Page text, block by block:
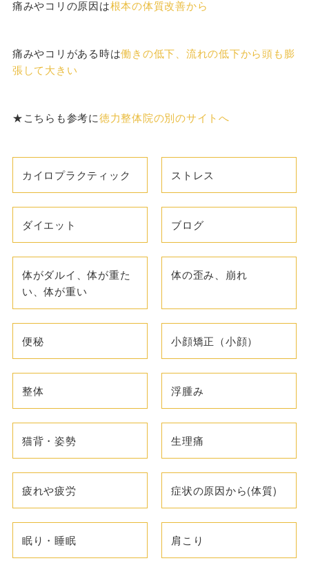
痛みやコリの原因は根本の体質改善から
痛みやコリがある時は働きの低下、流れの低下から頭も膨
張して大きい
★こちらも参考に徳力整体院の別のサイトへ
カイロプラクティック ストレス
ダイエット ブログ
体がダルイ、体が重た
い、体が重い
体の歪み、崩れ
便秘 小顔矯正（小顔）
整体 浮腫み
猫背・姿勢 生理痛
疲れや疲労 症状の原因から(体質)
眠り・睡眠 肩こり